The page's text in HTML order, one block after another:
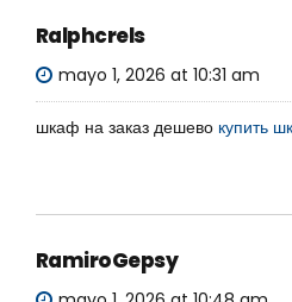
Ralphcrels
mayo 1, 2026 at 10:31 am
шкаф на заказ дешево купить
RamiroGepsy